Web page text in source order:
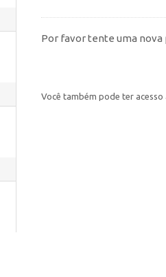
Por favor tente uma nova
Você também pode ter acesso